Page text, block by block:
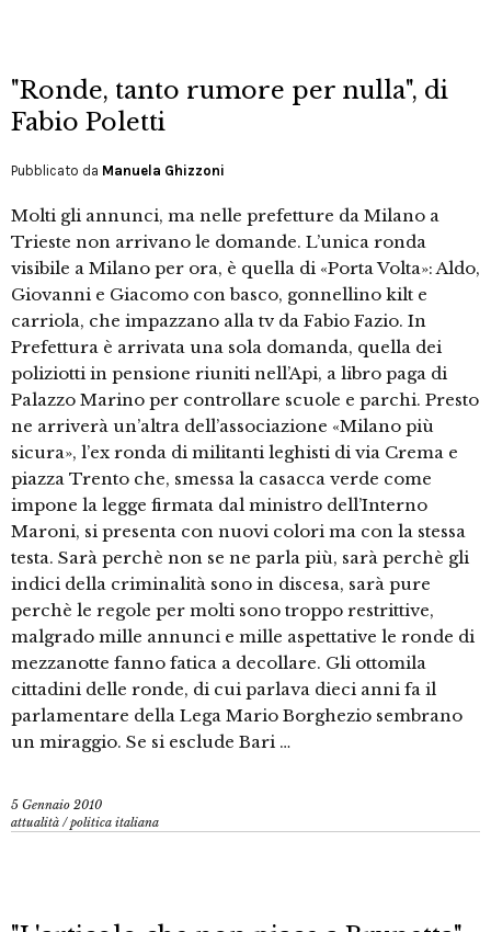
"Ronde, tanto rumore per nulla", di
Fabio Poletti
Pubblicato da Manuela Ghizzoni
Molti gli annunci, ma nelle prefetture da Milano a
Trieste non arrivano le domande. L’unica ronda
visibile a Milano per ora, è quella di «Porta Volta»: Aldo,
Giovanni e Giacomo con basco, gonnellino kilt e
carriola, che impazzano alla tv da Fabio Fazio. In
Prefettura è arrivata una sola domanda, quella dei
poliziotti in pensione riuniti nell’Api, a libro paga di
Palazzo Marino per controllare scuole e parchi. Presto
ne arriverà un’altra dell’associazione «Milano più
sicura», l’ex ronda di militanti leghisti di via Crema e
piazza Trento che, smessa la casacca verde come
impone la legge firmata dal ministro dell’Interno
Maroni, si presenta con nuovi colori ma con la stessa
testa. Sarà perchè non se ne parla più, sarà perchè gli
indici della criminalità sono in discesa, sarà pure
perchè le regole per molti sono troppo restrittive,
malgrado mille annunci e mille aspettative le ronde di
mezzanotte fanno fatica a decollare. Gli ottomila
cittadini delle ronde, di cui parlava dieci anni fa il
parlamentare della Lega Mario Borghezio sembrano
un miraggio. Se si esclude Bari …
5 Gennaio 2010
attualità /politica italiana